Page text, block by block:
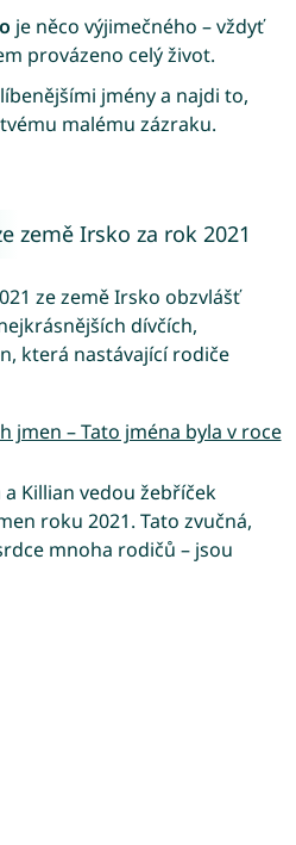
je něco výjimečného – vždyť
provázeno celý život.
jmény a najdi to,
malému zázraku.
země Irsko za rok 2021
ze země Irsko obzvlášť
dívčích,
která nastávající rodiče
jmen – Tato jména byla v roce
a Killian vedou žebříček
roku 2021. Tato zvučná,
mnoha rodičů – jsou